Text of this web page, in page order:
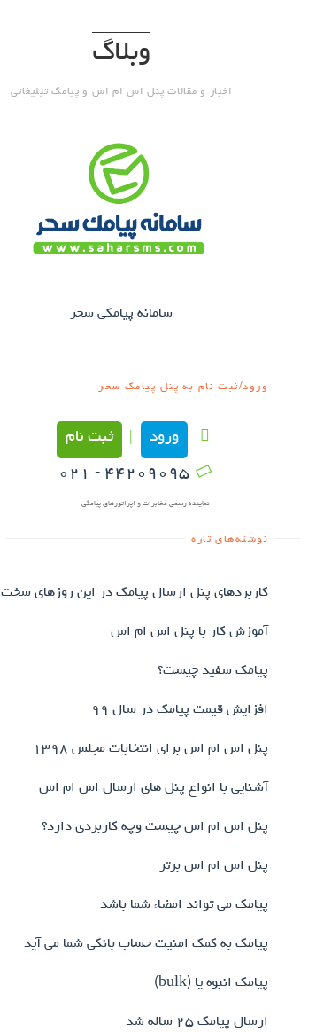
وبلاگ
اخبار و مقالات پنل اس ام اس و پیامک تبلیغاتی
سامانه پیامکی سحر
ورود/ثبت نام به پنل پیامک سحر
ورود ثبت نام
۴۴۲۰۹۰۹۵ - ۰۲۱
نماینده رسمی مخابرات و اپراتورهای پیامکی
نوشته‌های تازه
کاربردهای پنل ارسال پیامک در این روزهای سخت
آموزش کار با پنل اس ام اس
پیامک سفید چیست؟
افزایش قیمت پیامک در سال ۹۹
پنل اس ام اس برای انتخابات مجلس ۱۳۹۸
آشنایی با انواع پنل های ارسال اس ام اس
پنل اس ام اس چیست وچه کاربردی دارد؟
پنل اس ام اس برتر
پیامک می تواند امضاء شما باشد
پیامک به کمک امنیت حساب بانکی شما می آید
پیامک انبوه یا (bulk)
ارسال پیامک ۲۵ ساله شد